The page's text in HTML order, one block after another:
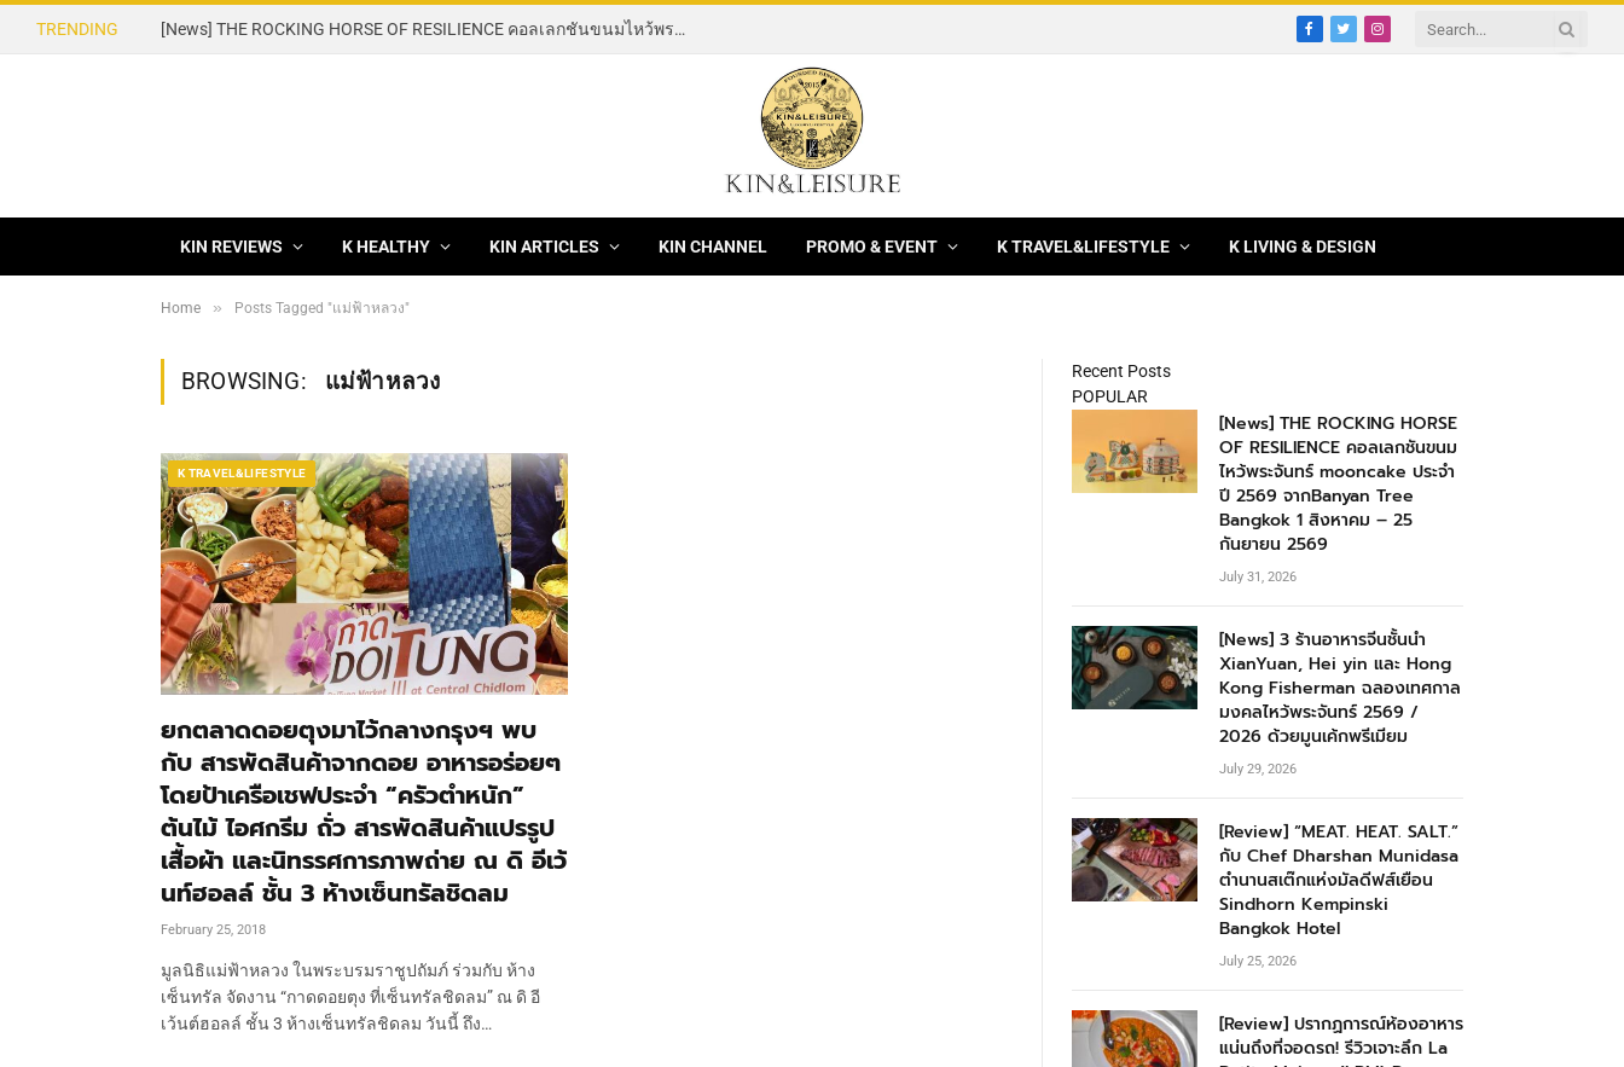
TRENDING [News] THE ROCKING HORSE OF RESILIENCE คอลเลกชันขนมไหว้พระจันทร์ mooncake ประจำปี 2569 จากBanyan Tree Bangkok 1 สิงหาคม – 25 กันยายน 2569
Facebook
TwitterInstagram
KIN REVIEWS K HEALTHY KIN ARTICLES KIN CHANNEL PROMO & EVENT K TRAVEL&LIFESTYLE K LIVING & DESIGN
Home » Posts Tagged "แม่ฟ้าหลวง"
BROWSING: แม่ฟ้าหลวง
K TRAVEL&LIFESTYLE
ยกตลาดดอยตุงมาไว้กลางกรุงฯ พบ
กับ สารพัดสินค้าจากดอย อาหารอร่อยๆ
โดยป้าเครือเชฟประจำ “ครัวตำหนัก”
ต้นไม้ ไอศกรีม ถั่ว สารพัดสินค้าแปรรูป
เสื้อผ้า และนิทรรศการภาพถ่าย ณ ดิ อีเว้
นท์ฮอลล์ ชั้น 3 ห้างเซ็นทรัลชิดลม
February 25, 2018
มูลนิธิแม่ฟ้าหลวง ในพระบรมราชูปถัมภ์ ร่วมกับ ห้าง
เซ็นทรัล จัดงาน “กาดดอยตุง ที่เซ็นทรัลชิดลม” ณ ดิ อี
เว้นต์ฮอลล์ ชั้น 3 ห้างเซ็นทรัลชิดลม วันนี้ ถึง…
Recent Posts
POPULAR
[News] THE ROCKING HORSE
OF RESILIENCE คอลเลกชันขนม
ไหว้พระจันทร์ mooncake ประจำ
ปี 2569 จากBanyan Tree
Bangkok 1 สิงหาคม – 25
กันยายน 2569
July 31, 2026
[News] 3 ร้านอาหารจีนชั้นนำ
XianYuan, Hei yin และ Hong
Kong Fisherman ฉลองเทศกาล
มงคลไหว้พระจันทร์ 2569 /
2026 ด้วยมูนเค้กพรีเมียม
July 29, 2026
[Review] “MEAT. HEAT. SALT.”
กับ Chef Dharshan Munidasa
ตำนานสเต๊กแห่งมัลดีฟส์เยือน
Sindhorn Kempinski
Bangkok Hotel
July 25, 2026
[Review] ปรากฏการณ์ห้องอาหาร
แน่นถึงที่จอดรถ! รีวิวเจาะลึก La